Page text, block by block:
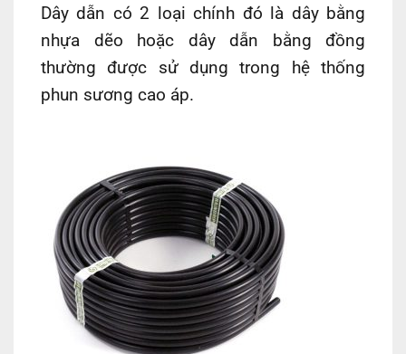
Dây dẫn có 2 loại chính đó là dây bằng
nhựa dẽo hoặc dây dẫn bằng đồng
thường được sử dụng trong hệ thống
phun sương cao áp.